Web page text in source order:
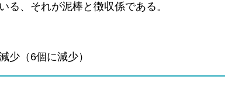
る、それが泥棒と徴収係である。
少（6個に減少）